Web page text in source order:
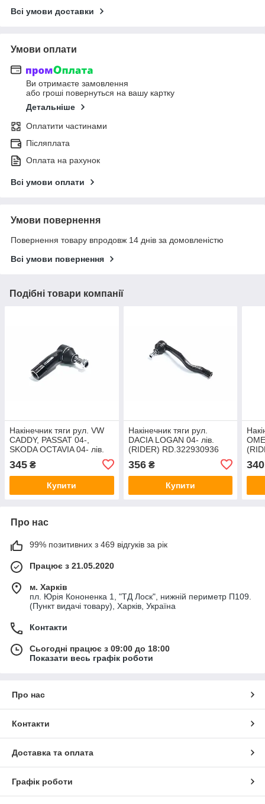
Всі умови доставки
Умови оплати
Ви отримаєте замовлення
або гроші повернуться на вашу картку
Детальніше
Оплатити частинами
Післяплата
Оплата на рахунок
Всі умови оплати
Умови повернення
Повернення товару впродовж 14 днів за домовленістю
Всі умови повернення
Подібні товари компанії
Накінечник тяги рул. VW
CADDY, PASSAT 04-,
SKODA OCTAVIA 04- лів.
345 ₴
Купити
Накінечник тяги рул.
DACIA LOGAN 04- лів.
(RIDER) RD.322930936
356₴
Купити
340
Про нас
99% позитивних з 469 відгуків за рік
Працює з 21.05.2020
м. Харків
пл. Юрія Кононенка 1, "ТД Лоск", нижній периметр П109.
(Пункт видачі товару), Харків, Україна
Контакти
Сьогодні працює з 09:00 до 18:00
Показати весь графік роботи
Про нас
Контакти
Доставка та оплата
Графік роботи